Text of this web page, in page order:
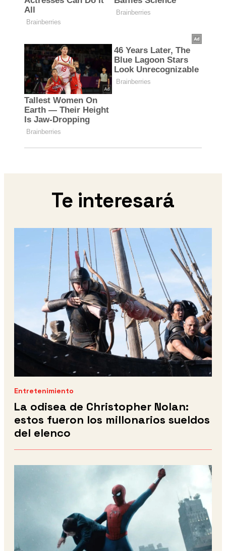
Te interesará
Entretenimiento
La odisea de Christopher Nolan:
estos fueron los millonarios sueldos
del elenco